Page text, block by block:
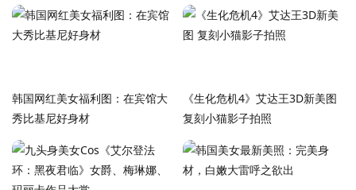
韩国网红美女福利图：在宾馆大
秀比基尼好身材
《生化危机4》艾达王3D新美图
复刻小猫影子拍照